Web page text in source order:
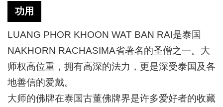
功用
LUANG PHOR KHOON WAT BAN RAI是泰国
NAKHORN RACHASIMA省著名的圣僧之一。大
师权高位重，拥有高深的法力，更是深受泰国及各
地善信的爱戴。
大师的佛牌在泰国古董佛牌界是许多爱好者的收藏